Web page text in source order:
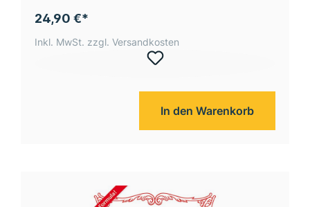
24,90 €*
Inkl. MwSt. zzgl. Versandkosten
In den Warenkorb